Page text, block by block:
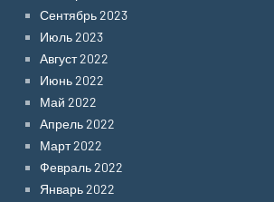
Сентябрь 2023
Июль 2023
Август 2022
Июнь 2022
Май 2022
Апрель 2022
Март 2022
Февраль 2022
Январь 2022